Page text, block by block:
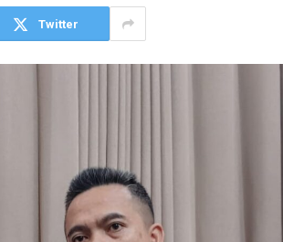
Twitter